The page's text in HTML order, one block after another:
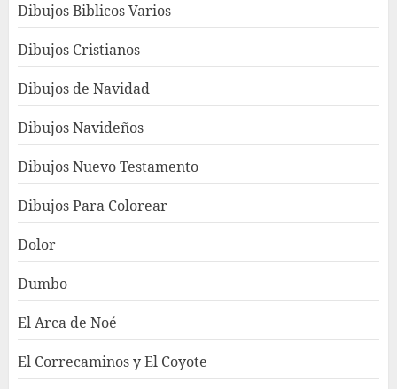
Dibujos Biblicos Varios
Dibujos Cristianos
Dibujos de Navidad
Dibujos Navideños
Dibujos Nuevo Testamento
Dibujos Para Colorear
Dolor
Dumbo
El Arca de Noé
El Correcaminos y El Coyote